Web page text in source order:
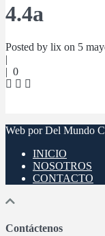
4.4a
Posted by lix on 5
|
| 0
Web por Del Mundo
INICIO
NOSOTROS
CONTACTO
Contáctenos